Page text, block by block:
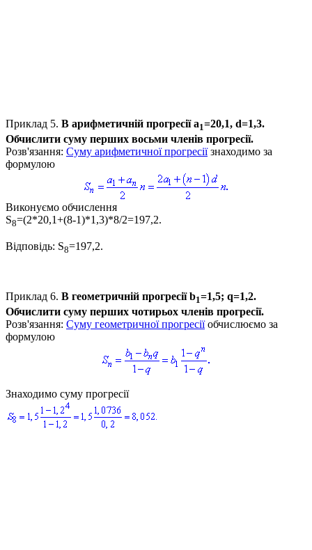
Приклад 5. В арифметичній прогресіїa1=20,1, d=1,3.
Обчислити суму перших восьми членів прогресії.
Розв'язання: Cуму арифметичної прогресіїзнаходимо за
формулою
Виконуємо обчислення
S8=(2*20,1+(8-1)*1,3)*8/2=197,2.
Відповідь: S8=197,2.
Приклад 6. В геометричній прогресіїb1=1,5; q=1,2.
Обчислити суму перших чотирьох членів прогресії.
Розв'язання: Cуму геометричної прогресіїобчислюємо за
формулою
Знаходимо суму прогресії